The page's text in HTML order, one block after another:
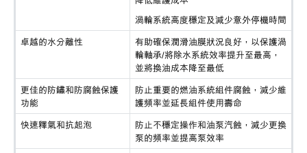
渦輪系統高度穩定及減少意外停機時間
卓越的水分離性
有助確保潤滑油膜狀況良好，以保護渦
輪軸承/將除水系統效率提升至最高，
並將換油成本降至最低
更佳的防鏽和防腐蝕保護
功能
防止重要的燃油系統組件腐蝕，減少維
護頻率並延長組件使用壽命
快速釋氣和抗起泡
防止不穩定操作和油泵汽蝕，減少更換
泵的頻率並提高泵效率